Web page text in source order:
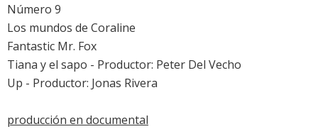
Número 9
Los mundos de Coraline
Fantastic Mr. Fox
Tiana y el sapo - Productor: Peter Del Vecho
Up - Productor: Jonas Rivera
producción en documental